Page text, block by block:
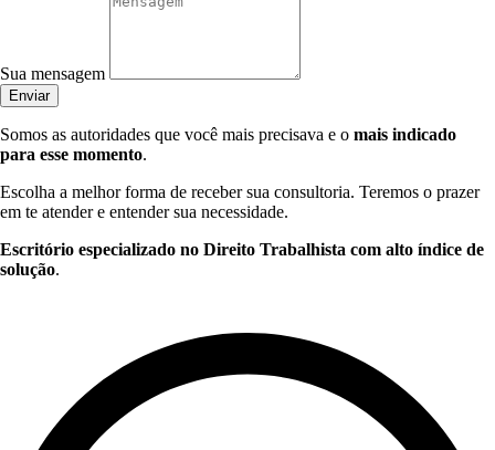
Sua mensagem
Enviar
Somos as autoridades que você mais precisava e o mais indicado
para esse momento.
Escolha a melhor forma de receber sua consultoria. Teremos o prazer
em te atender e entender sua necessidade.
Escritório especializado no Direito Trabalhista com alto índice de
solução.